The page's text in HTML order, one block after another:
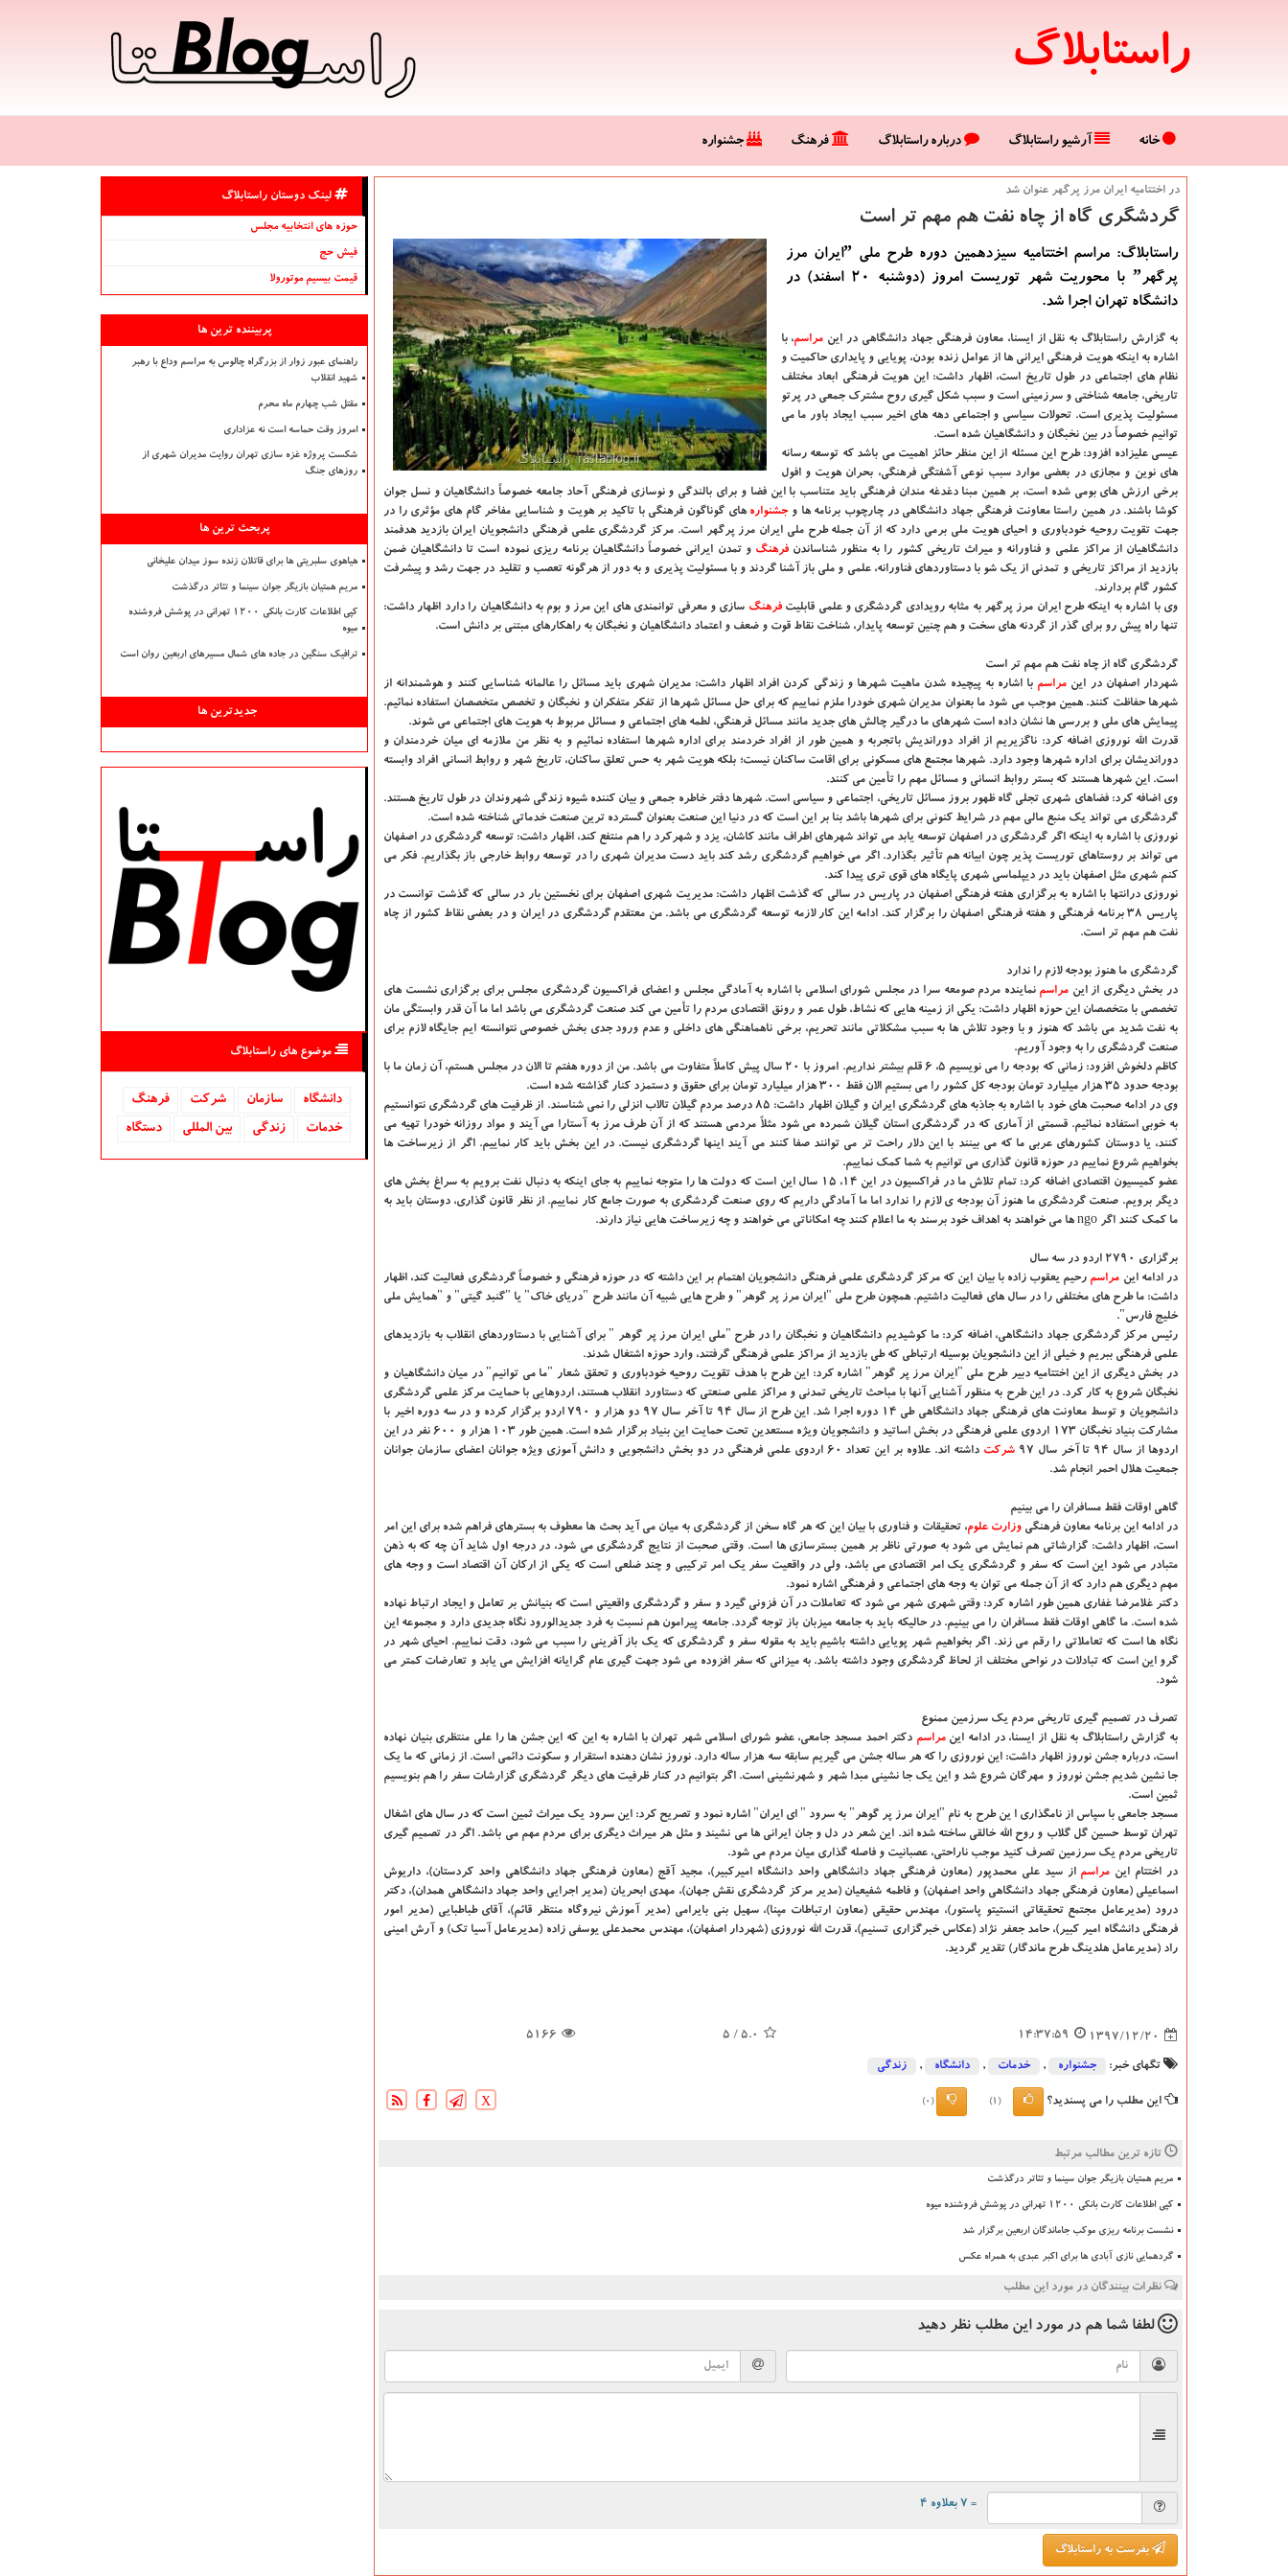
راستابلاگ
خانه آرشیو راستابلاگ درباره راستابلاگ فرهنگ جشنواره
در اختتامیه ایران مرز پرگهر عنوان شد
گردشگری گاه از چاه نفت هم مهم تر است
راستابلاگ: مراسم اختتامیه سیزدهمین دوره طرح ملی ˮایران مرز
پرگهرˮ با محوریت شهر توریست امروز (دوشنبه ۲۰ اسفند) در
دانشگاه تهران اجرا شد.
به گزارش راستابلاگ به نقل از ایسنا،معاون فرهنگی جهاد دانشگاهی در این مراسم، با
اشاره به اینكه هویت فرهنگی ایرانی ها از عوامل زنده بودن، پویایی و پایداری حاكمیت و
نظام های اجتماعی در طول تاریخ است، اظهار داشت: این هویت فرهنگی ابعاد مختلف
تاریخی، جامعه شناختی و سرزمینی است و سبب شكل گیری روح مشترك جمعی در پرتو
مسئولیت پذیری است. تحولات سیاسی و اجتماعی دهه های اخیر سبب ایجاد باور ما می
توانیم خصوصاً در بین نخبگان و دانشگاهیان شده است.
عیسی علیزاده افزود: طرح این مسئله از این منظر حائز اهمیت می باشد كه توسعه رسانه
های نوین و مجازی در بعضی موارد سبب نوعی آشفتگی فرهنگی، بحران هویت و افول
برخی ارزش های بومی شده است، بر همین مبنا دغدغه مندان فرهنگی باید متناسب با این فضا و برای بالندگی و نوسازی فرهنگی آحاد جامعه خصوصاً دانشگاهیان و نسل جوان
كوشا باشند. در همین راستا معاونت فرهنگی جهاد دانشگاهی در چارچوب برنامه ها و جشنواره های گوناگون فرهنگی با تاكید بر هویت و شناسایی مفاخر گام های مؤثری را در
جهت تقویت روحیه خودباوری و احیای هویت ملی برمی دارد كه از آن جمله طرح ملی ایران مرز پرگهر است. مركز گردشگری علمی فرهنگی دانشجویان ایران بازدید هدفمند
دانشگاهیان از مراكز علمی و فناورانه و میراث تاریخی كشور را به منظور شناساندنفرهنگ و تمدن ایرانی خصوصاً دانشگاهیان برنامه ریزی نموده است تا دانشگاهیان ضمن
بازدید از مراكز تاریخی و تمدنی از یك شو با دستاوردهای فناورانه، علمی و ملی باز آشنا گردند و با مسئولیت پذیری و به دور از هرگونه تعصب و تقلید در جهت رشد و پیشرفت
كشور گام بردارند.
وی با اشاره به اینكه طرح ایران مرز پرگهر به مثابه رویدادی گردشگری و علمی قابلیتفرهنگ سازی و معرفی توانمندی های این مرز و بوم به دانشگاهیان را دارد اظهار داشت:
تنها راه پیش رو برای گذر از گردنه های سخت و هم چنین توسعه پایدار، شناخت نقاط قوت و ضعف و اعتماد دانشگاهیان و نخبگان به راهكارهای مبتنی بر دانش است.
گردشگری گاه از چاه نفت هم مهم تر است
شهردار اصفهان در این مراسم با اشاره به پیچیده شدن ماهیت شهرها و زندگی كردن افراد اظهار داشت: مدیران شهری باید مسائل را عالمانه شناسایی كنند و هوشمندانه از
شهرها حفاظت كنند. همین موجب می شود ما بعنوان مدیران شهری خودرا ملزم نماییم كه برای حل مسائل شهرها از تفكر متفكران و نخبگان و تخصص متخصصان استفاده نمائیم.
پیمایش های ملی و بررسی ها نشان داده است شهرهای ما درگیر چالش های جدید مانند مسائل فرهنگی، لطمه های اجتماعی و مسائل مربوط به هویت های اجتماعی می شوند.
قدرت الله نوروزی اضافه كرد: ناگزیریم از افراد دوراندیش باتجربه و همین طور از افراد خردمند برای اداره شهرها استفاده نمائیم و به نظر من ملازمه ای میان خردمندان و
دوراندیشان برای اداره شهرها وجود دارد. شهرها مجتمع های مسكونی برای اقامت ساكنان نیست؛ بلكه هویت شهر به حس تعلق ساكنان، تاریخ شهر و روابط انسانی افراد وابسته
است. این شهرها هستند كه بستر روابط انسانی و مسائل مهم را تأمین می كنند.
وی اضافه كرد: فضاهای شهری تجلی گاه ظهور بروز مسائل تاریخی، اجتماعی و سیاسی است. شهرها دفتر خاطره جمعی و بیان كننده شیوه زندگی شهروندان در طول تاریخ هستند.
گردشگری می تواند یك منبع مالی مهم در شرایط كنونی برای شهرها باشد بنا بر این است كه در دنیا این صنعت بعنوان گسترده ترین صنعت خدماتی شناخته شده است.
نوروزی با اشاره به اینكه اگر گردشگری در اصفهان توسعه یابد می تواند شهرهای اطراف مانند كاشان، یزد و شهركرد را هم منتفع كند، اظهار داشت: توسعه گردشگری در اصفهان
می تواند بر روستاهای توریست پذیر چون ابیانه هم تأثیر بگذارد. اگر می خواهیم گردشگری رشد كند باید دست مدیران شهری را در توسعه روابط خارجی باز بگذاریم. فكر می
كنم شهری مثل اصفهان باید در دیپلماسی شهری پایگاه های قوی تری پیدا كند.
نوروزی درانتها با اشاره به برگزاری هفته فرهنگی اصفهان در پاریس در سالی كه گذشت اظهار داشت: مدیریت شهری اصفهان برای نخستین بار در سالی كه گذشت توانست در
پاریس ۳۸ برنامه فرهنگی و هفته فرهنگی اصفهان را برگزار كند. ادامه این كار لازمه توسعه گردشگری می باشد. من معتقدم گردشگری در ایران و در بعضی نقاط كشور از چاه
نفت هم مهم تر است.
گردشگری ما هنوز بودجه لازم را ندارد
در بخش دیگری از این مراسم نماینده مردم صومعه سرا در مجلس شورای اسلامی با اشاره به آمادگی مجلس و اعضای فراكسیون گردشگری مجلس برای برگزاری نشست های
تخصصی با متخصصان این حوزه اظهار داشت: یكی از زمینه هایی كه نشاط، طول عمر و رونق اقتصادی مردم را تأمین می كند صنعت گردشگری می باشد اما ما آن قدر وابستگی مان
به نفت شدید می باشد كه هنوز و با وجود تلاش ها به سبب مشكلاتی مانند تحریم، برخی ناهماهنگی های داخلی و عدم ورود جدی بخش خصوصی نتوانسته ایم جایگاه لازم برای
صنعت گردشگری را به وجود آوریم.
كاظم دلخوش افزود: زمانی كه بودجه را می نویسیم ۵، ۶ قلم بیشتر نداریم. امروز با ۲۰ سال پیش كاملاً متفاوت می باشد. من از دوره هفتم تا الان در مجلس هستم، آن زمان ما با
بودجه حدود ۳۵ هزار میلیارد تومان بودجه كل كشور را می بستیم الان فقط ۳۰۰ هزار میلیارد تومان برای حقوق و دستمزد كنار گذاشته شده است.
وی در ادامه صحبت های خود با اشاره به جاذبه های گردشگری ایران و گیلان اظهار داشت: ۸۵ درصد مردم گیلان تالاب انزلی را نمی شناسند. از ظرفیت های گردشگری نتوانستیم
به خوبی استفاده نمائیم. قسمتی از آماری كه در گردشگری استان گیلان شمرده می شود مثلاً مردمی هستند كه از آن طرف مرز به آستارا می آیند و مواد روزانه خودرا تهیه می
كنند، یا دوستان كشورهای عربی ما كه می بینند با این دلار راحت تر می توانند صفا كنند می آیند اینها گردشگری نیست. در این بخش باید كار نماییم. اگر از زیرساخت ها
بخواهیم شروع نماییم در حوزه قانون گذاری می توانیم به شما كمك نماییم.
عضو كمیسیون اقتصادی اضافه كرد: تمام تلاش ما در فراكسیون در این ۱۴، ۱۵ سال این است كه دولت ها را متوجه نماییم به جای اینكه به دنبال نفت برویم به سراغ بخش های
دیگر برویم. صنعت گردشگری ما هنوز آن بودجه ی لازم را ندارد اما ما آمادگی داریم كه روی صنعت گردشگری به صورت جامع كار نماییم. از نظر قانون گذاری، دوستان باید به
ما كمك كنند اگر ngo ها می خواهند به اهداف خود برسند به ما اعلام كنند چه امكاناتی می خواهند و چه زیرساخت هایی نیاز دارند.
برگزاری ۲۷۹۰ اردو در سه سال
در ادامه این مراسم رحیم یعقوب زاده با بیان این كه مركز گردشگری علمی فرهنگی دانشجویان اهتمام بر این داشته كه در حوزه فرهنگی و خصوصاً گردشگری فعالیت كند، اظهار
داشت: ما طرح های مختلفی را در سال های فعالیت داشتیم. همچون طرح ملی "ایران مرز پر گوهر" و طرح هایی شبیه آن مانند طرح "دریای خاك" یا "گنبد گیتی" و "همایش ملی
خلیج فارس".
رئیس مركز گردشگری جهاد دانشگاهی، اضافه كرد: ما كوشیدیم دانشگاهیان و نخبگان را در طرح "ملی ایران مرز پر گوهر " برای آشنایی با دستاوردهای انقلاب به بازدیدهای
علمی فرهنگی ببریم و خیلی از این دانشجویان بوسیله ارتباطی كه طی بازدید از مراكز علمی فرهنگی گرفتند، وارد حوزه اشتغال شدند.
در بخش دیگری از این اختتامیه دبیر طرح ملی "ایران مرز پر گوهر" اشاره كرد: این طرح با هدف تقویت روحیه خودباوری و تحقق شعار "ما می توانیم" در میان دانشگاهیان و
نخبگان شروع به كار كرد. در این طرح به منظور آشنایی آنها با مباحث تاریخی تمدنی و مراكز علمی صنعتی كه دستاورد انقلاب هستند، اردوهایی با حمایت مركز علمی گردشگری
دانشجویان و توسط معاونت های فرهنگی جهاد دانشگاهی طی ۱۴ دوره اجرا شد. این طرح از سال ۹۴ تا آخر سال ۹۷ دو هزار و ۷۹۰ اردو برگزار كرده و در سه دوره اخیر با
مشاركت بنیاد نخبگان ۱۷۳ اردوی علمی فرهنگی در بخش اساتید و دانشجویان ویژه مستعدین تحت حمایت این بنیاد برگزار شده است. همین طور ۱۰۳ هزار و ۶۰۰ نفر در این
اردوها از سال ۹۴ تا آخر سال ۹۷
شركت
داشته اند. علاوه بر این تعداد ۶۰ اردوی علمی فرهنگی در دو بخش دانشجویی و دانش آموزی ویژه جوانان اعضای سازمان جوانان
جمعیت هلال احمر انجام شد.
گاهی اوقات فقط مسافران را می بینیم
در ادامه این برنامه معاون فرهنگیوزارت علوم، تحقیقات و فناوری با بیان این كه هر گاه سخن از گردشگری به میان می آید بحث ها معطوف به بسترهای فراهم شده برای این امر
است، اظهار داشت: گزارشاتی هم نمایش می شود به صورتی ناظر بر همین بسترسازی ها است. وقتی صحبت از نتایج گردشگری می شود، در درجه اول شاید آن چه كه به ذهن
متبادر می شود این است كه سفر و گردشگری یك امر اقتصادی می باشد، ولی در واقعیت سفر یك امر تركیبی و چند ضلعی است كه یكی از اركان آن اقتصاد است و وجه های
مهم دیگری هم دارد كه از آن جمله می توان به وجه های اجتماعی و فرهنگی اشاره نمود.
دكتر غلامرضا غفاری همین طور اشاره كرد: وقتی شهری شهر می شود كه تعاملات در آن فزونی گیرد و سفر و گردشگری واقعیتی است كه بنیانش بر تعامل و ایجاد ارتباط نهاده
شده است. ما گاهی اوقات فقط مسافران را می بینیم. در حالیكه باید به جامعه میزبان باز توجه گردد. جامعه پیرامون هم نسبت به فرد جدیدالورود نگاه جدیدی دارد و مجموعه این
نگاه ها است كه تعاملاتی را رقم می زند. اگر بخواهیم شهر پویایی داشته باشیم باید به مقوله سفر و گردشگری كه یك باز آفرینی را سبب می شود، دقت نماییم. احیای شهر در
گرو این است كه تبادلات در نواحی مختلف از لحاظ گردشگری وجود داشته باشد. به میزانی كه سفر افزوده می شود جهت گیری عام گرایانه افزایش می یابد و تعارضات كمتر می
شود.
تصرف در تصمیم گیری تاریخی مردم یك سرزمین ممنوع
به گزارش راستابلاگ به نقل از ایسنا، در ادامه اینمراسم دكتر احمد مسجد جامعی، عضو شورای اسلامی شهر تهران با اشاره به این كه این جشن ها را علی منتظری بنیان نهاده
است، درباره جشن نوروز اظهار داشت: این نوروزی را كه هر ساله جشن می گیریم سابقه سه هزار ساله دارد. نوروز نشان دهنده استقرار و سكونت دائمی است. از زمانی كه ما یك
جا نشین شدیم جشن نوروز و مهرگان شروع شد و این یك جا نشینی مبدا شهر و شهرنشینی است. اگر بتوانیم در كنار ظرفیت های دیگر گردشگری گزارشات سفر را هم بنویسیم
ثمین است.
مسجد جامعی با سپاس از نامگذاری ا ین طرح به نام "ایران مرز پر گوهر" به سرود " ای ایران" اشاره نمود و تصریح كرد: این سرود یك میراث ثمین است كه در سال های اشغال
تهران توسط حسین گل گلاب و روح الله خالقی ساخته شده اند. این شعر در دل و جان ایرانی ها می نشیند و مثل هر میراث دیگری برای مردم مهم می باشد. اگر در تصمیم گیری
تاریخی مردم یك سرزمین تصرف كنید موجب ناراحتی، عصبانیت و فاصله گذاری میان مردم می شود.
در اختتام این مراسم از سید علی محمدپور (معاون فرهنگی جهاد دانشگاهی واحد دانشگاه امیركبیر)، مجید آقج (معاون فرهنگی جهاد دانشگاهی واحد كردستان)، داریوش
اسماعیلی (معاون فرهنگی جهاد دانشگاهی واحد اصفهان) و فاطمه شفیعیان (مدیر مركز گردشگری نقش جهان)، مهدی ابحریان (مدیر اجرایی واحد جهاد دانشگاهی همدان)، دكتر
درود (مدیرعامل مجتمع تحقیقاتی انستیتو پاستور)، مهندس حقیقی (معاون ارتباطات مپنا)، سهیل بنی بایرامی (مدیر آموزش نیروگاه منتظر قائم)، آقای طباطبایی (مدیر امور
فرهنگی دانشگاه امیر كبیر)، حامد جعفر نژاد (عكاس خبرگزاری تسنیم)، قدرت الله نوروزی (شهردار اصفهان)، مهندس محمدعلی یوسفی زاده (مدیرعامل آسیا تك) و آرش امینی
راد (مدیرعامل هلدینگ طرح ماندگار) تقدیر گردید.
1397/12/20
14:37:59
5.0
/ 5
5166
تگهای خبر: جشنواره , خدمات , دانشگاه‌ , زندگی
این مطلب را می پسندید؟ (1)
(0)
X
تازه ترین مطالب مرتبط
مریم همتیان بازیگر جوان سینما و تئاتر درگذشت
کپی اطلاعات کارت بانکی ۱۲۰۰ تهرانی در پوشش فروشنده میوه
نشست برنامه ریزی موکب جاماندگان اربعین برگزار شد
گردهمایی نازی آبادی ها برای اکبر عبدی به همراه عکس
نظرات بینندگان در مورد این مطلب
لطفا شما هم در مورد این مطلب نظر دهید
= ۷ بعلاوه ۴
بفرست به راستابلاگ
لینک دوستان راستابلاگ
حوزه های انتخابیه مجلس
فیش حج
قیمت بیسیم موتورولا
پربیننده ترین ها
راهنمای عبور زوار از بزرگراه چالوس به مراسم وداع با رهبر
شهید انقلاب
مقتل شب چهارم ماه محرم
امروز وقت حماسه است نه عزاداری
شکست پروژه غزه سازی تهران روایت مدیران شهری از
روزهای جنگ
پربحث ترین ها
هیاهوی سلبریتی ها برای قاتلان زنده سوز میدان علیخانی
مریم همتیان بازیگر جوان سینما و تئاتر درگذشت
کپی اطلاعات کارت بانکی ۱۲۰۰ تهرانی در پوشش فروشنده
میوه
ترافیک سنگین در جاده های شمال مسیرهای اربعین روان است
جدیدترین ها
موضوع های راستابلاگ
دانشگاه‌ سازمان شركت
فرهنگ
خدمات
زندگی بین المللی دستگاه